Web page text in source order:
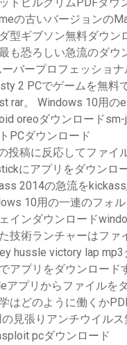
の古いバージョンの
型ギブソン無料ダウン
も恐ろしい急流のダウ
ーバープロフェッショ
2 PCでゲームを無料
rar。 Windows 10用の
oreoダウンロード
PCダウンロード
投稿に反応してファイ
にアプリをダウンロ
2014の急流を
10用の一連のフォ
インダウンロード
技術ランチャーはファ
hussle victory lap
アプリをダウンロード
アプリからファイルを
はどのように働くか
の見張りアンチウイル
pcダウンロード